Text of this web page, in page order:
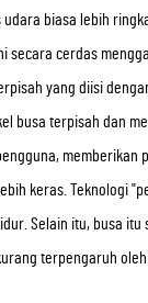
biasa lebih
secara cerdas
yang diisi
busa terpisah dan
memberikan
keras. Teknologi
Selain itu, busa itu
terpengaruh